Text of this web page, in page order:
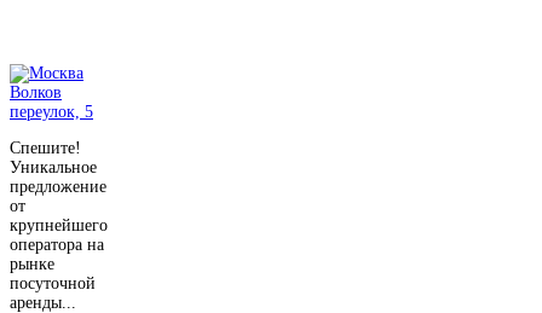
Спешите!
Уникальное
предложение
от
крупнейшего
оператора на
рынке
посуточной
аренды...